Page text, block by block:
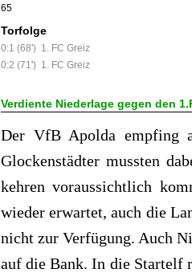
65
Torfolge
0:1 (68') 1. FC Greiz
0:2 (71') 1. FC Greiz
Verdiente Niederlage gegen den
Der VfB Apolda empfing
Glockenstädter mussten
kehren voraussichtlich
wieder erwartet, auch die
nicht zur Verfügung. Auch
auf die Bank. In die Startelf